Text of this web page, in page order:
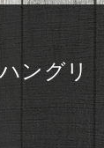
ングリ